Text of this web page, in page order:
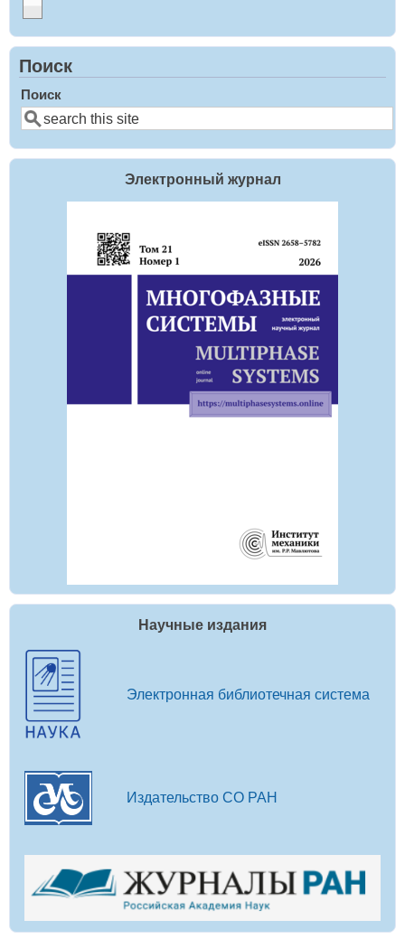
Поиск
Поиск
Электронный журнал
Научные издания
Электронная библиотечная система
Издательство СО РАН